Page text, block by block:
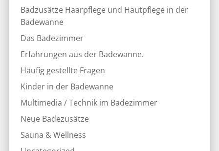
Badzusätze Haarpflege und Hautpflege in der
Badewanne
Das Badezimmer
Erfahrungen aus der Badewanne.
Häufig gestellte Fragen
Kinder in der Badewanne
Multimedia / Technik im Badezimmer
Neue Badezusätze
Sauna & Wellness